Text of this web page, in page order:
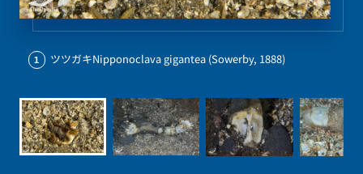
1 ツツガキNipponoclava gigantea (Sowerby, 1888)